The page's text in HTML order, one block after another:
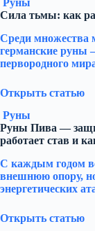
Руны
Сила тьмы: как
Среди множества
германские руны
первородного
Открыть статью
Руны
Руны Пива —
работает став и
С каждым годом
внешнюю опору,
энергетических
Открыть статью